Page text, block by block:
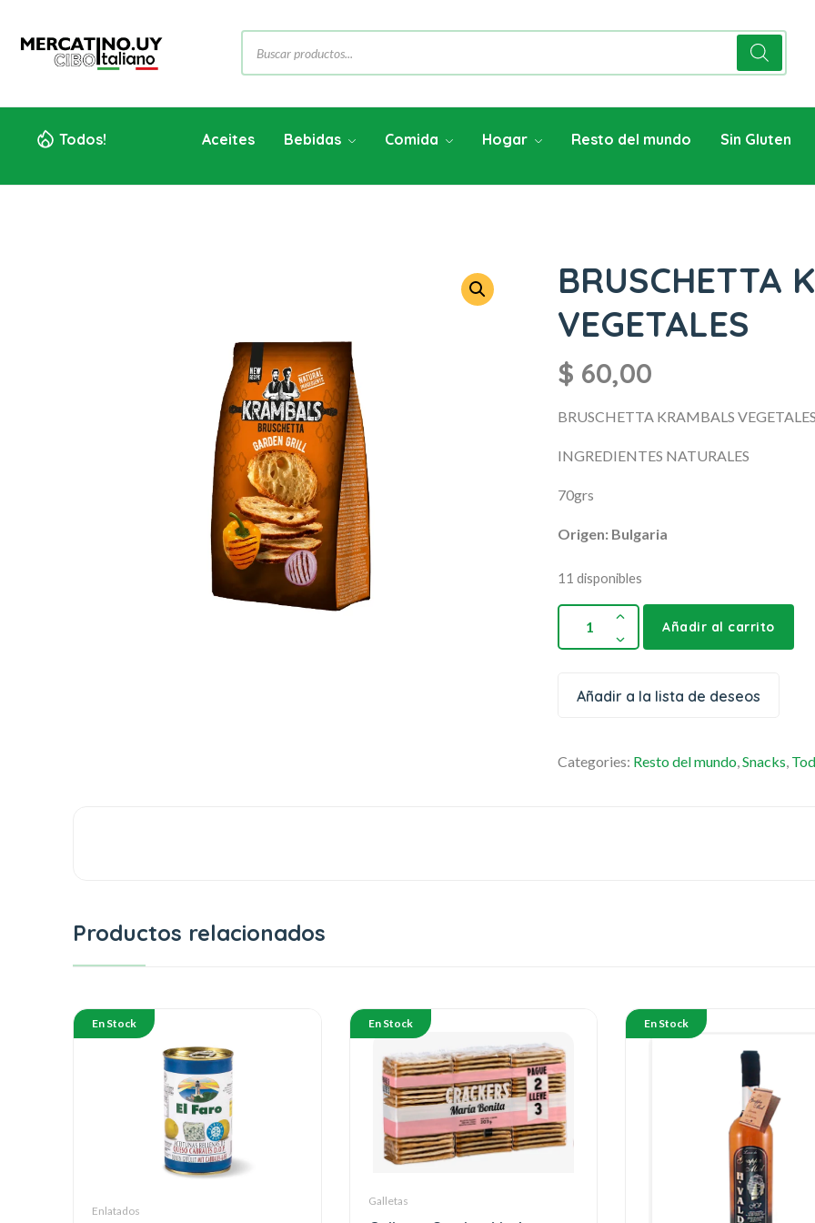
Todos! Aceites Bebidas Comida Hogar Resto del mundo Sin Gluten
BRUSCHETTA
VEGETALES
$ 60,00
BRUSCHETTA KRAMBALS VEGETALES
INGREDIENTES NATURALES
70grs
Origen: Bulgaria
11 disponibles
Añadir al carrito
Añadir a la lista de deseos
Categories: Resto del mundo ,Snacks
Productos relacionados
En Stock
Enlatados
En Stock
Galletas
En Stock